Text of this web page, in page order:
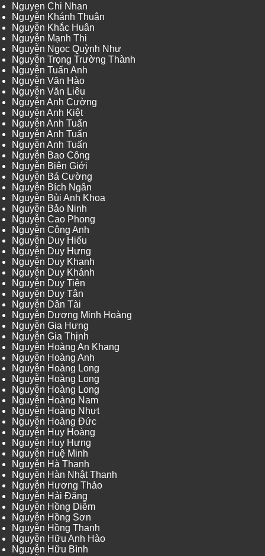
Nguyen Chi Nhan
Nguyễn Khánh Thuận
Nguyễn Khắc Huân
Nguyễn Mạnh Thi
Nguyễn Ngọc Quỳnh Như
Nguyễn Trọng Trường Thành
Nguyễn Tuấn Anh
Nguyễn Văn Hào
Nguyễn Văn Liêu
Nguyễn Anh Cường
Nguyễn Anh Kiệt
Nguyễn Anh Tuấn
Nguyễn Anh Tuấn
Nguyễn Anh Tuấn
Nguyễn Bao Công
Nguyễn Biên Giới
Nguyễn Bá Cường
Nguyễn Bích Ngân
Nguyễn Bùi Anh Khoa
Nguyễn Bảo Ninh
Nguyễn Cao Phong
Nguyễn Công Anh
Nguyễn Duy Hiếu
Nguyễn Duy Hưng
Nguyễn Duy Khanh
Nguyễn Duy Khánh
Nguyễn Duy Tiên
Nguyễn Duy Tân
Nguyễn Dân Tài
Nguyễn Dương Minh Hoàng
Nguyễn Gia Hưng
Nguyễn Gia Thịnh
Nguyễn Hoàng An Khang
Nguyễn Hoàng Anh
Nguyễn Hoàng Long
Nguyễn Hoàng Long
Nguyễn Hoàng Long
Nguyễn Hoàng Nam
Nguyễn Hoàng Nhựt
Nguyễn Hoàng Đức
Nguyễn Huy Hoàng
Nguyễn Huy Hưng
Nguyễn Huệ Minh
Nguyễn Hà Thanh
Nguyễn Hàn Nhật Thanh
Nguyễn Hương Thảo
Nguyễn Hải Đăng
Nguyễn Hồng Diễm
Nguyễn Hồng Sơn
Nguyễn Hồng Thanh
Nguyễn Hữu Anh Hào
Nguyễn Hữu Bình